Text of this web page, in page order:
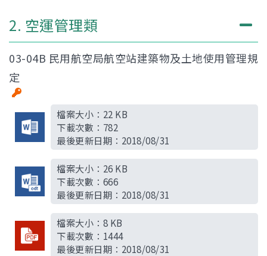
2. 空運管理類
03-04B 民用航空局航空站建築物及土地使用管理規
定
檔案大小： 22 KB
下載次數： 782
最後更新日期： 2018/08/31
檔案大小： 26 KB
下載次數： 666
最後更新日期： 2018/08/31
檔案大小： 8 KB
下載次數： 1444
最後更新日期： 2018/08/31